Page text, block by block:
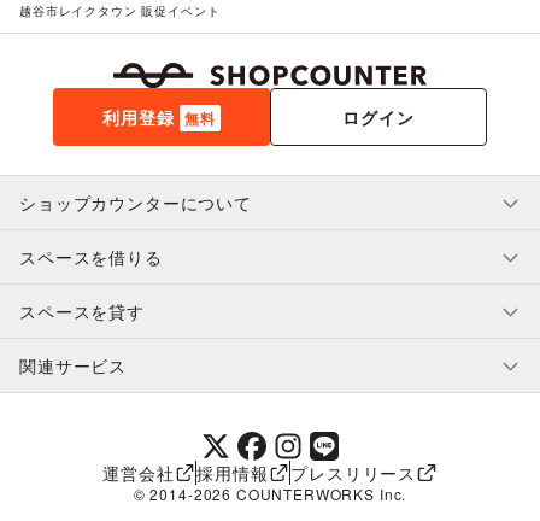
越谷市レイクタウン 販促イベント
利用登録 無料 ログイン
ショップカウンターについて
利用規約・ガイドライン
特定商取引法に基づく表示
補償プログラム
スペースを借りる
スペースを借りたい人へ
ユーザー利用規約
提携パートナー
スペースを貸す
スペースを貸したい方へ
オーナー利用規約
関連サービス
SHOPCOUNTER MAGAZINE
ショップカウンターエンタープライズ
ショップカウンター常設
運営会社 採用情報 プレスリリース
© 2014-2026 COUNTERWORKS Inc.